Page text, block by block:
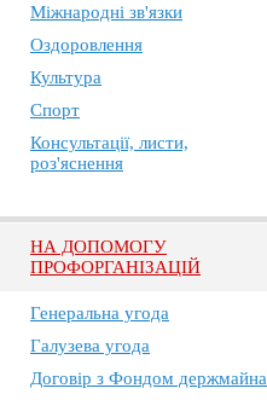
Міжнародні зв'язки
Оздоровлення
Культура
Спорт
Консультації, листи,
роз'яснення
НА ДОПОМОГУ
ПРОФОРГАНІЗАЦІЙ
Генеральна угода
Галузева угода
Договір з Фондом держмайна